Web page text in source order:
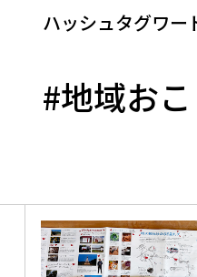
ハッシュタグワー
#地域お